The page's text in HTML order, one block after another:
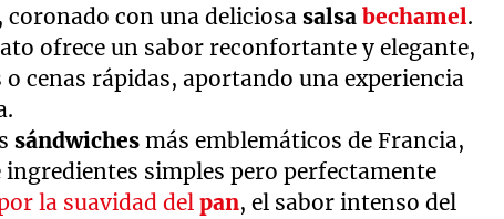
coronado con una deliciosasalsabechamel.
ofrece un sabor reconfortante y elegante,
cenas rápidas, aportando una experiencia
sándwichesmás emblemáticos de Francia,
simples pero perfectamente
la suavidad delpan, el sabor intenso del